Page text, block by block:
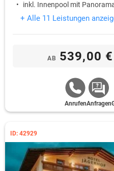
inkl. Innenpool mit
+ Alle 11 Leistungen
AB 539,00 €
AnrufenAnfragen
ID: 42929